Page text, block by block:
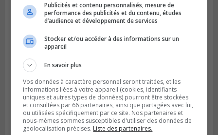
LA PRAIRIE
Publié le 4 août 2026 à 15h50
Le mur du rempart de La Prairie retrouve
sa jeunesse
Publicités et contenu personnalisés, mesure de
performance des publicités et du contenu, études
d’audience et développement de services
Stocker et/ou accéder à des informations sur un
appareil
En savoir plus
Vos données à caractère personnel seront traitées, et les
informations liées à votre appareil (cookies, identifiants
uniques et autres types de données) pourront être stockées
et consultées par 66 partenaires, ainsi que partagées avec lui,
ou utilisées spécifiquement par ce site. Nos partenaires et
nous-mêmes sommes susceptibles d'utiliser des données de
géolocalisation précises. Liste des partenaires.